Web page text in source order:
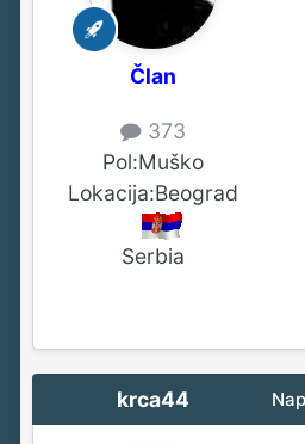
Član
373
Pol:Muško
Lokacija:Beograd
Serbia
krca44